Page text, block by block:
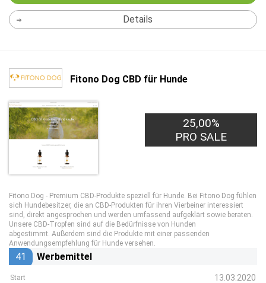
Details
Fitono Dog CBD für Hunde
25,00%
PRO SALE
Fitono Dog - Premium CBD-Produkte speziell für Hunde. Bei Fitono Dog fühlen
sich Hundebesitzer, die an CBD-Produkten für ihren Vierbeiner interessiert
sind, direkt angesprochen und werden umfassend aufgeklärt sowie beraten.
Unsere CBD-Tropfen sind auf die Bedürfnisse von Hunden
abgestimmt. Außerdem sind die Produkte mit einer passenden
Anwendungsempfehlung für Hunde versehen.
41 Werbemittel
Start 13.03.2020